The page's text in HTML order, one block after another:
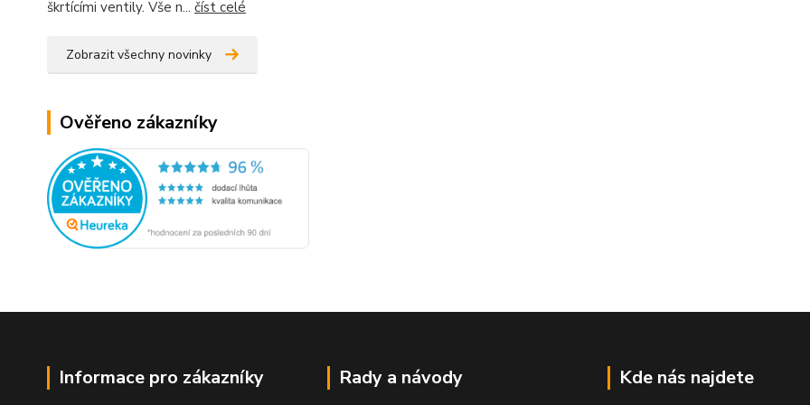
škrtícími ventily. Vše n... číst celé
Zobrazit všechny novinky
Ověřeno zákazníky
Informace pro zákazníky Rady a návody Kde nás najdete